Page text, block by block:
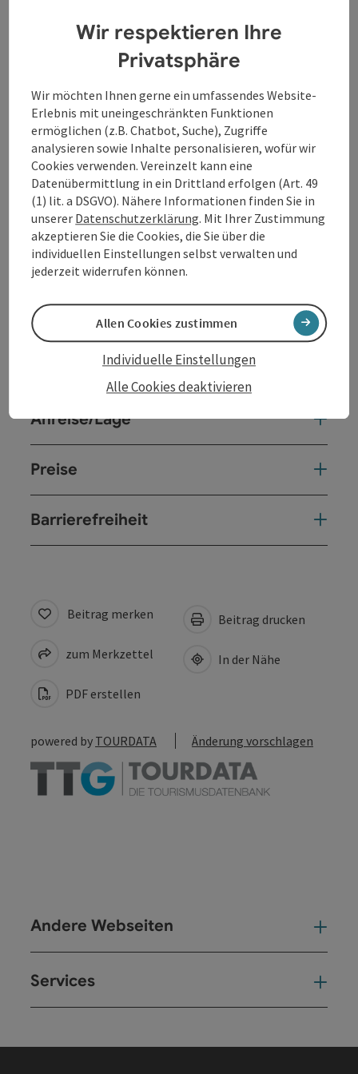
eine Gefahr für nachfolgende Generationen, oder hat
man mir nur ins Hirn geschissen? Hoffentlich
Letzteres. Vielleicht sollte man besser so tun, als wär'
nix und einfach billige Lacher erzeugen. Kennen Sie
den...?!
David Scheid, der auch mit seiner Kunstfigur "Dave" im
ORF und als Kinoschauspieler ("Des Teufels Bad")
reüssieren konnte, erhält den Programmpreis für sein
viertes Solo "The Kabarettist", das laut Jury
"politisches Kabarett, Stand-up, Rap, DJing,
Politsatire und parodistisches Schauspiel" verbindet
und durch "smarte 360-Grad-Unterhaltung mit
deepem Kern" besticht.
Kontakt
Veranstaltungsort
Anreise/Lage
Preise
Barrierefreiheit
Beitrag merken
zum Merkzettel
PDF erstellen
Beitrag drucken
In der Nähe
powered by TOURDATA Änderung vorschlagen
Andere Webseiten
Services
Wir respektieren Ihre
Privatsphäre
Wir möchten Ihnen gerne ein umfassendes Website-
Erlebnis mit uneingeschränkten Funktionen
ermöglichen (z.B. Chatbot, Suche), Zugriffe
analysieren sowie Inhalte personalisieren, wofür wir
Cookies verwenden. Vereinzelt kann eine
Datenübermittlung in ein Drittland erfolgen (Art. 49
(1) lit. a DSGVO). Nähere Informationen finden Sie in
unserer Datenschutzerklärung. Mit Ihrer Zustimmung
akzeptieren Sie die Cookies, die Sie über die
individuellen Einstellungen selbst verwalten und
jederzeit widerrufen können.
Alle Cookies deaktivieren
Individuelle Einstellungen
Allen Cookies zustimmen